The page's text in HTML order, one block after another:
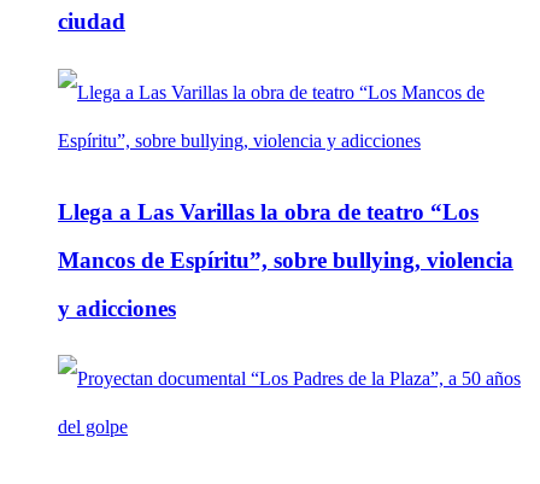
ciudad
Llega a Las Varillas la obra de teatro “Los
Mancos de Espíritu”, sobre bullying, violencia
y adicciones